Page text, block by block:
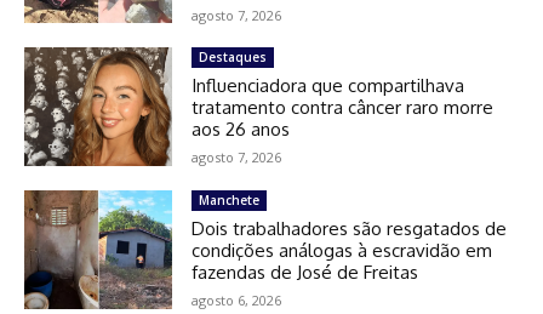
agosto 7, 2026
Destaques
Influenciadora que compartilhava
tratamento contra câncer raro morre
aos 26 anos
agosto 7, 2026
Manchete
Dois trabalhadores são resgatados de
condições análogas à escravidão em
fazendas de José de Freitas
agosto 6, 2026